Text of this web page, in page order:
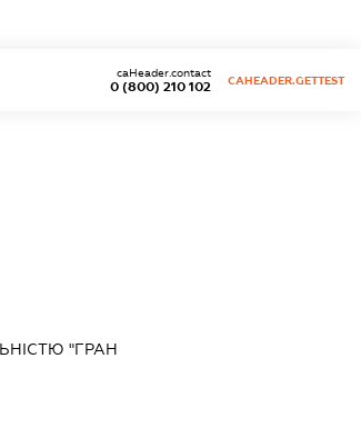
0 (800) 210 102
caHeader.contact
CAHEADER.GETTEST
"ГРАН